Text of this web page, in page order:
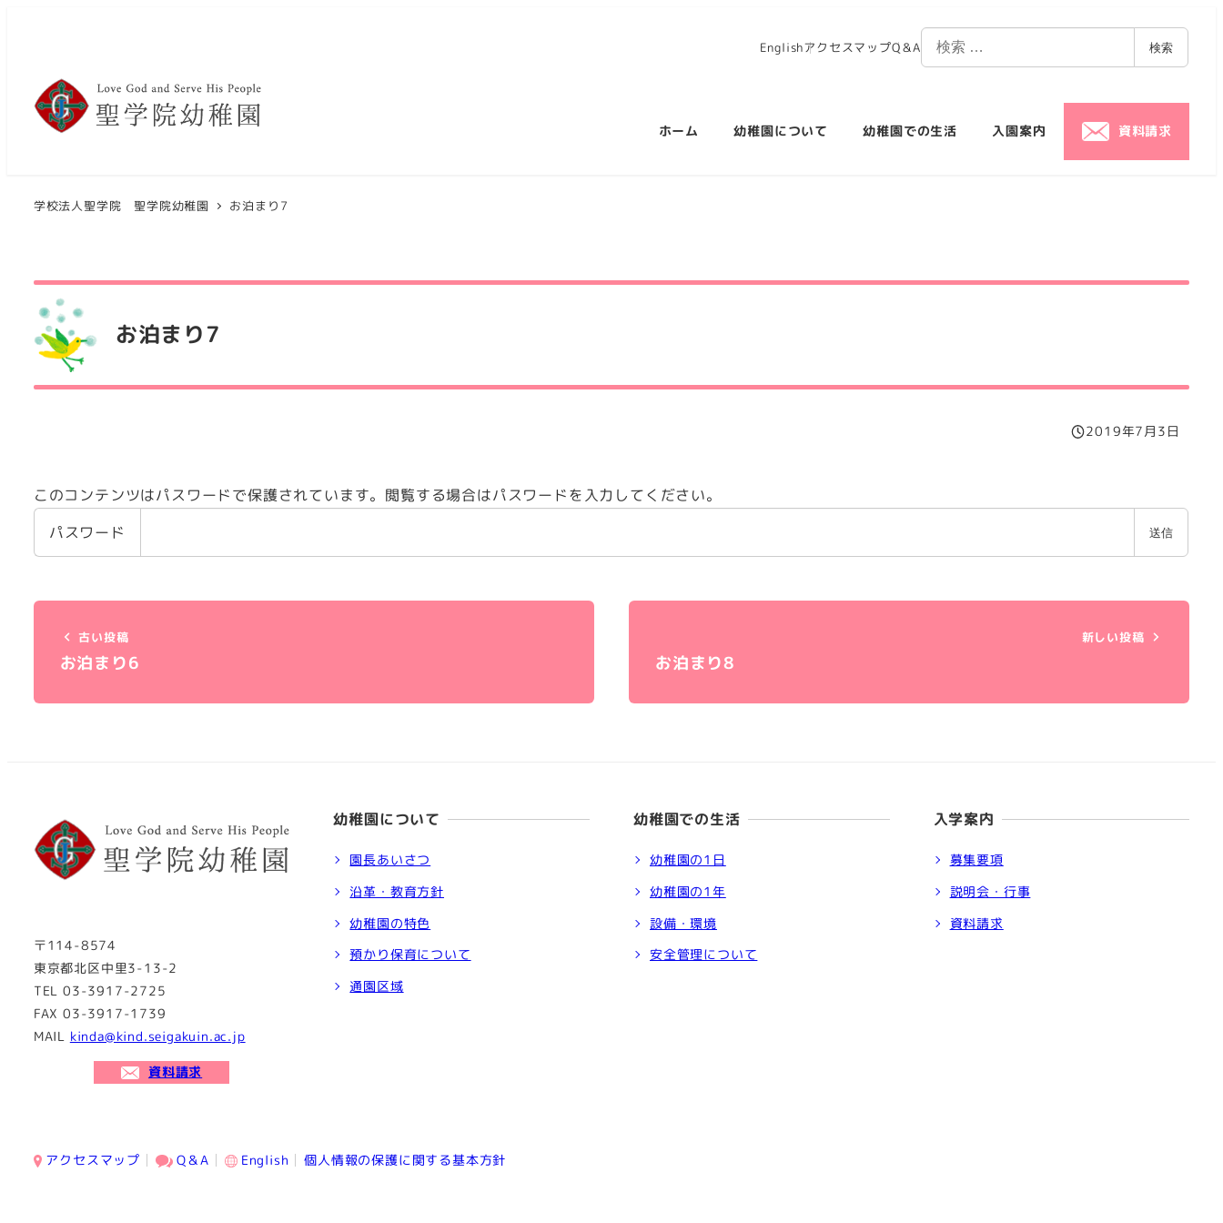
検索
EnglishアクセスマップQ＆A
ホーム 幼稚園について 幼稚園での生活 入園案内 資料請求
学校法人聖学院 聖学院幼稚園 お泊まり7
お泊まり7
投稿日
2019年7月3日
このコンテンツはパスワードで保護されています。閲覧する場合はパスワードを入力してください。
パスワード
古い投稿
お泊まり6
新しい投稿
お泊まり8
〒114-8574
東京都北区中里3-13-2
TEL 03-3917-2725
FAX 03-3917-1739
MAIL kinda@kind.seigakuin.ac.jp
資料請求
幼稚園について
園長あいさつ
沿革・教育方針
幼稚園の特色
預かり保育について
通園区域
幼稚園での生活
幼稚園の1日
幼稚園の1年
設備・環境
安全管理について
入学案内
募集要項
説明会・行事
資料請求
アクセスマップ Q＆A English 個人情報の保護に関する基本方針